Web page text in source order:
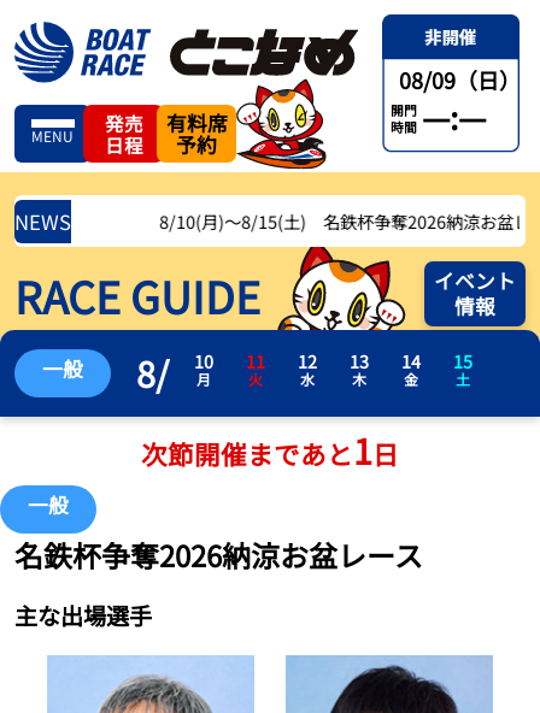
MENU
発売
日程
有料席
予約
08/09（日）
開門
時間 —:—
NEWS 8/10(月)〜8/15(土) 名鉄杯争奪2026納涼お盆レース
RACE GUIDE
イベント
情報
一般 8/ 10
月
11
火
12
水
13
木
14
金
15
土
次節開催まであと1日
一般
名鉄杯争奪2026納涼お盆レース
主な出場選手